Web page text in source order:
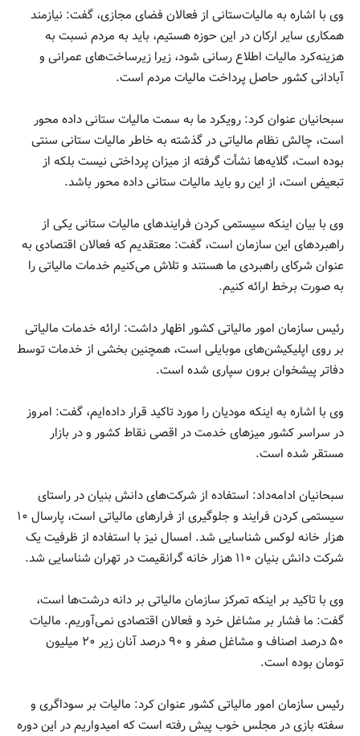
وی با اشاره به مالیات‌ستانی از فعالان فضای مجازی، گفت: نیازمند
همکاری سایر ارکان در این حوزه هستیم، باید به مردم نسبت به
هزینه‌کرد مالیات اطلاع رسانی شود، زیرا زیرساخت‌های عمرانی و
آبادانی کشور حاصل پرداخت مالیات مردم است.
سبحانیان عنوان کرد: رویکرد ما به سمت مالیات ستانی داده محور
است، چالش نظام مالیاتی در گذشته به خاطر مالیات ستانی سنتی
بوده است، گلایه‌ها نشأت گرفته از میزان پرداختی نیست بلکه از
تبعیض است، از این رو باید مالیات ستانی داده محور باشد.
وی با بیان اینکه سیستمی کردن فرایندهای مالیات ستانی یکی از
راهبردهای این سازمان است، گفت: معتقدیم که فعالان اقتصادی به
عنوان شرکای راهبردی ما هستند و تلاش می‌کنیم خدمات مالیاتی را
به صورت برخط ارائه کنیم.
رئیس سازمان امور مالیاتی کشور اظهار داشت: ارائه خدمات مالیاتی
بر روی اپلیکیشن‌های موبایلی است، همچنین بخشی از خدمات توسط
دفاتر پیشخوان برون سپاری شده است.
وی با اشاره به اینکه مودیان را مورد تاکید قرار داده‌ایم، گفت: امروز
در سراسر کشور میزهای خدمت در اقصی نقاط کشور و در بازار
مستقر شده است.
سبحانیان ادامه‌داد: استفاده از شرکت‌های دانش بنیان در راستای
سیستمی کردن فرایند و جلوگیری از فرارهای مالیاتی است، پارسال ۱۰
هزار خانه لوکس شناسایی شد. امسال نیز با استفاده از ظرفیت یک
شرکت دانش بنیان ۱۱۰ هزار خانه گرانقیمت در تهران شناسایی شد.
وی با تاکید بر اینکه تمرکز سازمان مالیاتی بر دانه درشت‌ها است،
گفت: ما فشار بر مشاغل خرد و فعالان اقتصادی نمی‌آوریم. مالیات
۵۰ درصد اصناف و مشاغل صفر و ۹۰ درصد آنان زیر ۲۰ میلیون
تومان بوده است.
رئیس سازمان امور مالیاتی کشور عنوان کرد: مالیات بر سوداگری و
سفته بازی در مجلس خوب پیش رفته است که امیدواریم در این دوره